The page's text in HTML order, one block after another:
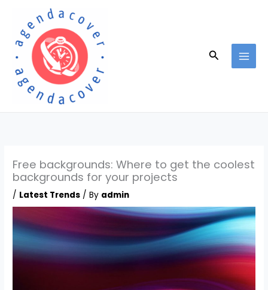
content
Search
Free backgrounds: Where to get the coolest
backgrounds for your projects
/ Latest Trends / By admin